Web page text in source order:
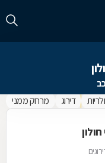
דירוג מרחק ממני